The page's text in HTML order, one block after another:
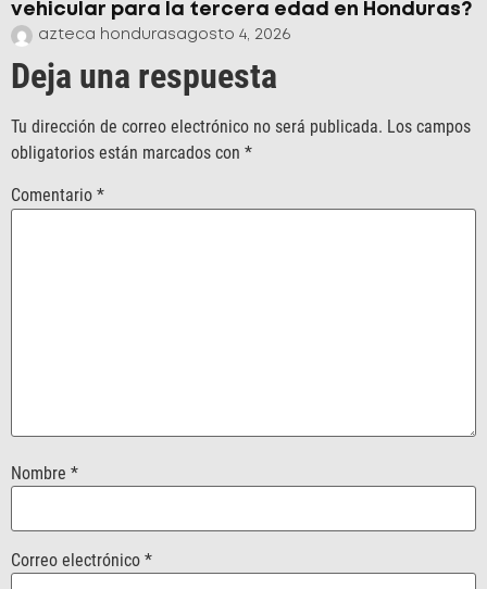
vehicular para la tercera edad en Honduras?
azteca hondurasagosto 4, 2026
Deja una respuesta
Tu dirección de correo electrónico no será publicada. Los campos
obligatorios están marcados con *
Comentario *
Nombre *
Correo electrónico *